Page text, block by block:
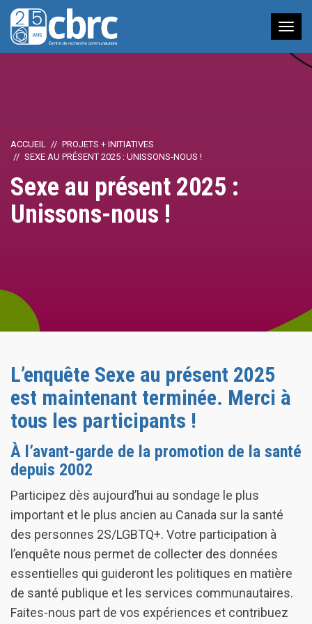
à
ACCUEIL
PROJETS + INITIATIVES
SEXE AU PRÉSENT 2025 : UNISSONS-NOUS !
Sexe au présent 2025 :
Unissons-nous !
L’enquête Sexe au présent 2025
est maintenant terminée. Merci à
tous les participants !
À l’avant-garde de la promotion de la santé
depuis 2002
Participez dès aujourd’hui au sondage le plus
important et le plus ancien au Canada sur la santé
des personnes 2S/LGBTQ+. Votre participation à
l’enquête nous permet de collecter des données
essentielles qui guideront les politiques en matière
de santé publique et les services communautaires.
Faites-nous part de vos expériences et contribuez